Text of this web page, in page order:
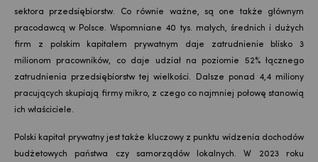
sektora przedsiębiorstw. Co równie ważne, są one także głównym
pracodawcą w Polsce. Wspomniane 40 tys. małych, średnich i dużych
firm z polskim kapitałem prywatnym daje zatrudnienie blisko 3
milionom pracowników, co daje udział na poziomie 52% łącznego
zatrudnienia przedsiębiorstw tej wielkości. Dalsze ponad 4,4 miliony
pracujących skupiają firmy mikro, z czego co najmniej połowę stanowią
ich właściciele.
Polski kapitał prywatny jest także kluczowy z punktu widzenia dochodów
budżetowych państwa czy samorządów lokalnych. W 2023 roku